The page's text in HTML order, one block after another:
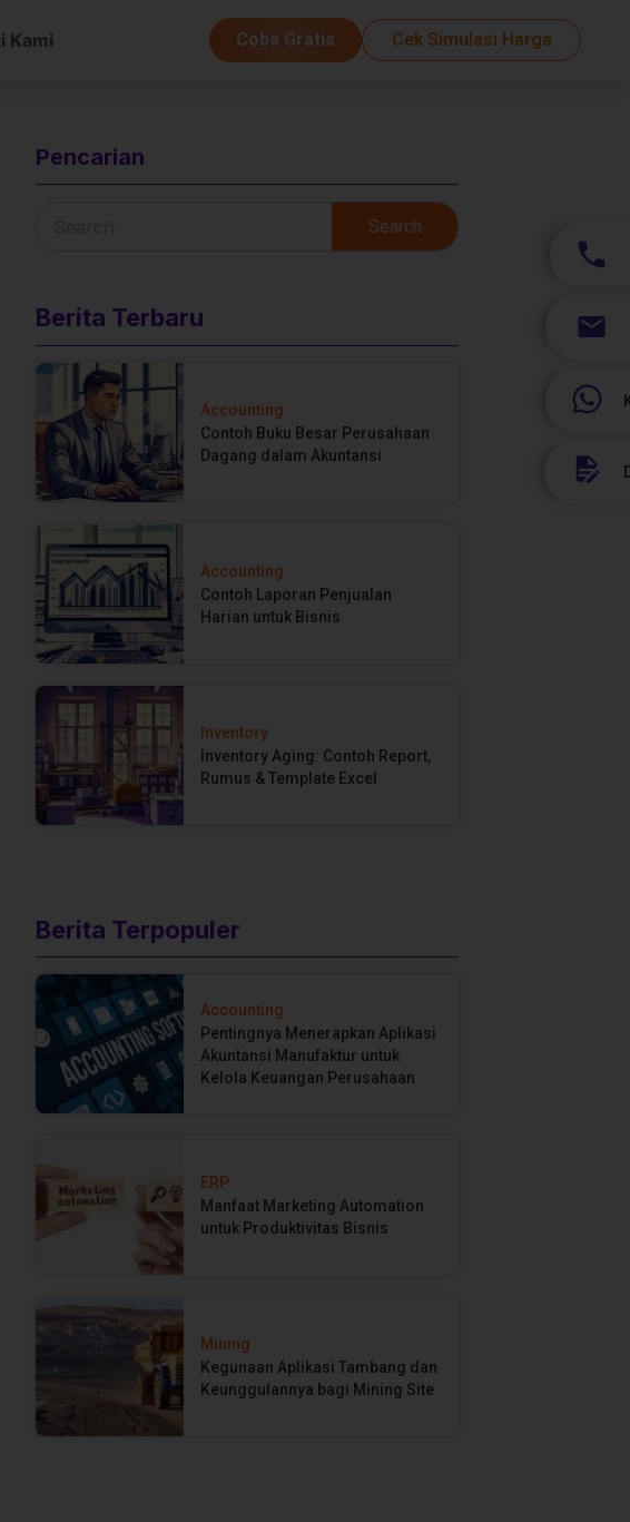
Kami Coba Gratis Cek Simulasi Harga
Pencarian
Search
Berita Terbaru
Accounting
Contoh Buku Besar Perusahaan
Dagang dalam Akuntansi
Accounting
Contoh Laporan Penjualan
Harian untuk Bisnis
Inventory
Inventory Aging: Contoh Report,
Rumus & Template Excel
Berita Terpopuler
Accounting
Pentingnya Menerapkan Aplikasi
Akuntansi Manufaktur untuk
Kelola Keuangan Perusahaan
ERP
Manfaat Marketing Automation
untuk Produktivitas Bisnis
Mining
Kegunaan Aplikasi Tambang dan
Keunggulannya bagi Mining Site